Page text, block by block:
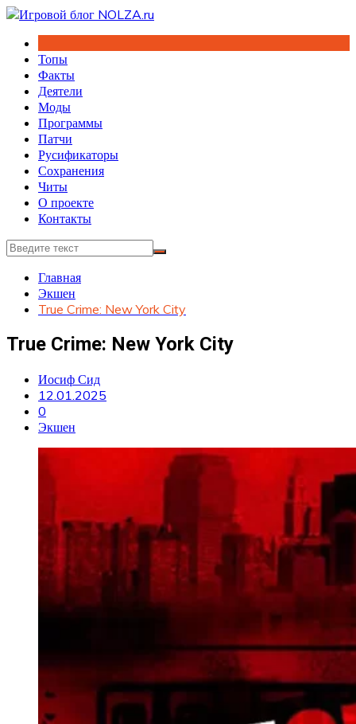
Перейти
содержимому
Топы
Факты
Деятели
Моды
Программы
Патчи
Русификаторы
Сохранения
Читы
О проекте
Контакты
Главная
Экшен
True Crime: New York City
True Crime: New York City
Иосиф Сид
12.01.2025
0
Экшен